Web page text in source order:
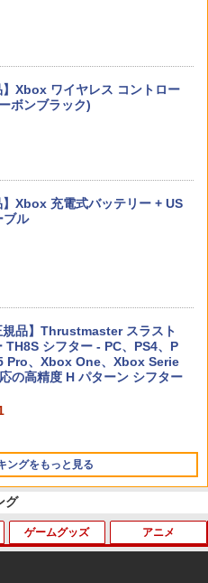
Switch 2(日本語・国内専用)
ード版
ドープリペイド番号 5000円|オ
ード版
5
ー ミッドナイト ブラック(CFI-
】DualSense ワイヤレスコン
ー(CFI-ZCT2J)
】Xbox ワイヤレス コントロー
ボンブラック)
】Xbox 充電式バッテリー + US
ブル
規品】Thrustmaster スラスト
TH8S シフター - PC、PS4、P
Pro、Xbox One、Xbox Serie
の高精度 H パターン シフター
ングをもっと見る
限定】劇場版モノノ怪
グ
ゲームグッズ アニメ